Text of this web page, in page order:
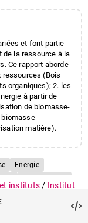
et font partie
la ressource à la
Ce rapport aborde
(Bois
organiques); 2. les
à partir de
de biomasse-
biomasse
matière).
Energie
instituts / Institut
de
sciences